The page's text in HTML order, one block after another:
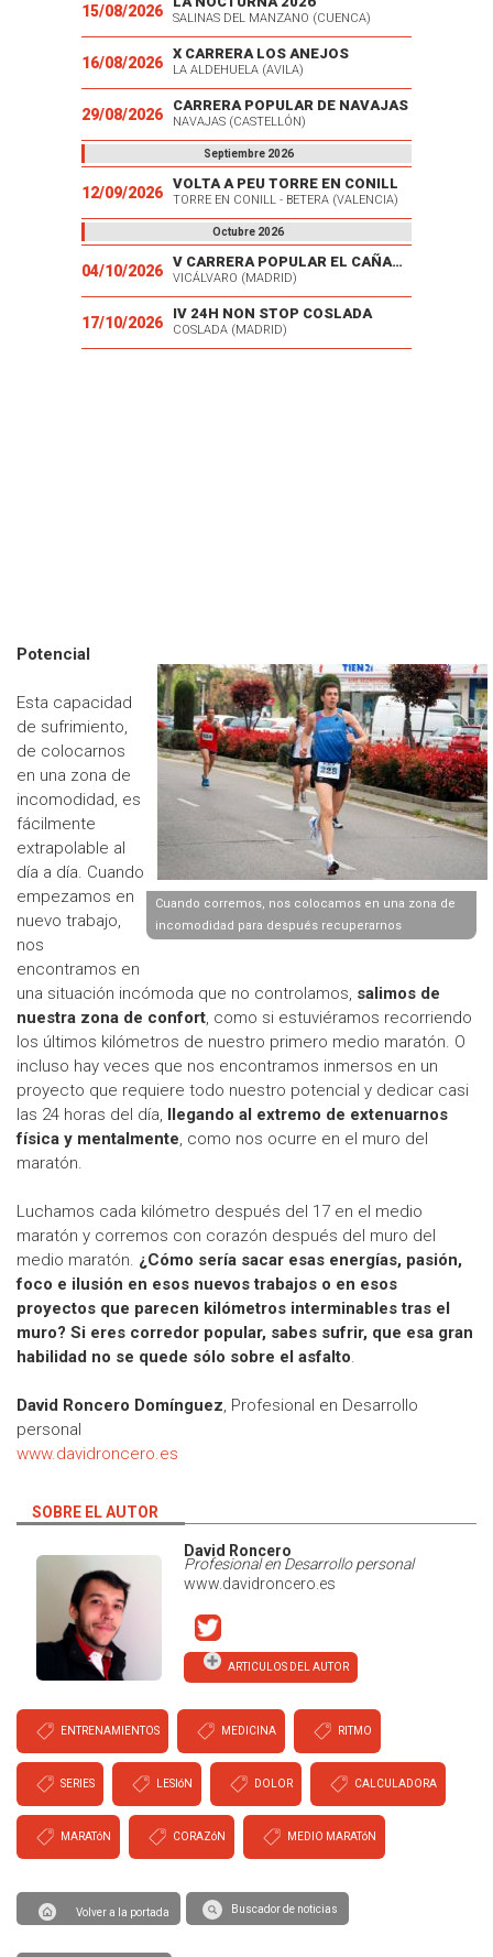
15/08/2026 SALINAS DEL MANZANO (CUENCA)
16/08/2026
X CARRERA LOS ANEJOS
LA ALDEHUELA (AVILA)
29/08/2026
CARRERA POPULAR DE NAVAJAS
NAVAJAS (CASTELLÓN)
Septiembre 2026
12/09/2026
VOLTA A PEU TORRE EN CONILL
TORRE EN CONILL - BETERA (VALENCIA)
Octubre 2026
04/10/2026
V CARRERA POPULAR EL CAÑAVERAL
VICÁLVARO (MADRID)
17/10/2026
IV 24H NON STOP COSLADA
COSLADA (MADRID)
Cuando corremos, nos colocamos en una zona de
incomodidad para después recuperarnos
Potencial
Esta capacidad
de sufrimiento,
de colocarnos
en una zona de
incomodidad, es
fácilmente
extrapolable al
día a día. Cuando
empezamos en
nuevo trabajo,
nos
encontramos en
una situación incómoda que no controlamos, salimos de
nuestra zona de confort, como si estuviéramos recorriendo
los últimos kilómetros de nuestro primero medio maratón. O
incluso hay veces que nos encontramos inmersos en un
proyecto que requiere todo nuestro potencial y dedicar casi
las 24 horas del día, llegando al extremo de extenuarnos
física y mentalmente, como nos ocurre en el muro del
maratón.
Luchamos cada kilómetro después del 17 en el medio
maratón y corremos con corazón después del muro del
medio maratón. ¿Cómo sería sacar esas energías, pasión,
foco e ilusión en esos nuevos trabajos o en esos
proyectos que parecen kilómetros interminables tras el
muro? Si eres corredor popular, sabes sufrir, que esa gran
habilidad no se quede sólo sobre el asfalto.
David Roncero Domínguez, Profesional en Desarrollo
personal
www.davidroncero.es
SOBRE EL AUTOR
David Roncero
Profesional en Desarrollo personal
www.davidroncero.es
ARTICULOS DEL AUTOR
ENTRENAMIENTOS MEDICINA RITMO
SERIES LESIóN DOLOR CALCULADORA
MARATóN CORAZóN MEDIO MARATóN
Volver a la portada Buscador de noticias